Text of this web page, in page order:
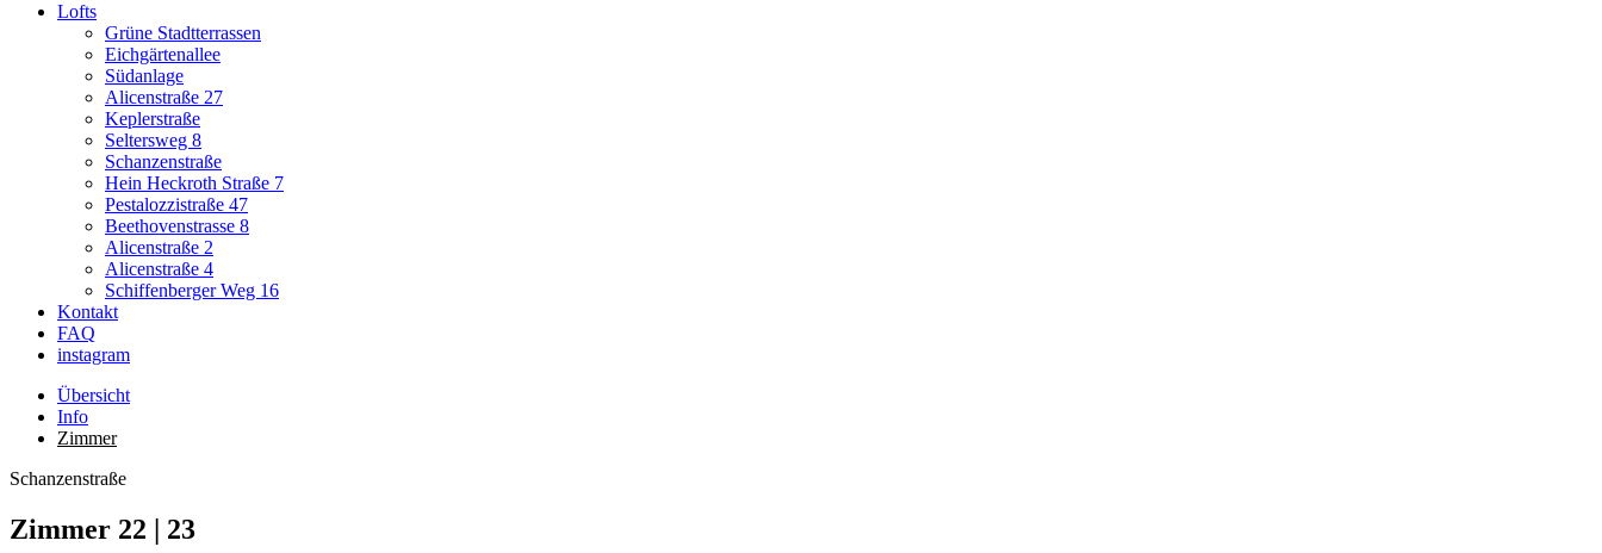
Lofts
Grüne Stadtterrassen
Eichgärtenallee
Südanlage
Alicenstraße 27
Keplerstraße
Seltersweg 8
Schanzenstraße
Hein Heckroth Straße 7
Pestalozzistraße 47
Beethovenstrasse 8
Alicenstraße 2
Alicenstraße 4
Schiffenberger Weg 16
Kontakt
FAQ
instagram
Übersicht
Info
Zimmer
Schanzenstraße
Zimmer 22 | 23